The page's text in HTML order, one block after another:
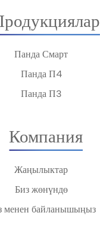
Панда Смарт
Панда П4
Панда П3
Компания
Жаңылыктар
Биз жөнүндө
менен байланышыңыз